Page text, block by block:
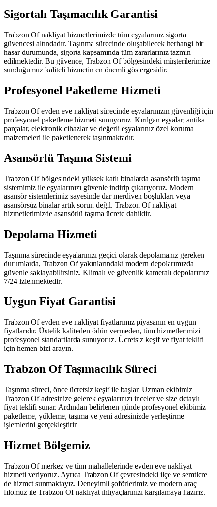
Sigortalı Taşımacılık Garantisi
Trabzon Of nakliyat hizmetlerimizde tüm eşyalarınız sigorta
güvencesi altındadır. Taşınma sürecinde oluşabilecek herhangi bir
hasar durumunda, sigorta kapsamında tüm zararlarınız tazmin
edilmektedir. Bu güvence, Trabzon Of bölgesindeki müşterilerimize
sunduğumuz kaliteli hizmetin en önemli göstergesidir.
Profesyonel Paketleme Hizmeti
Trabzon Of evden eve nakliyat sürecinde eşyalarınızın güvenliği için
profesyonel paketleme hizmeti sunuyoruz. Kırılgan eşyalar, antika
parçalar, elektronik cihazlar ve değerli eşyalarınız özel koruma
malzemeleri ile paketlenerek taşınmaktadır.
Asansörlü Taşıma Sistemi
Trabzon Of bölgesindeki yüksek katlı binalarda asansörlü taşıma
sistemimiz ile eşyalarınızı güvenle indirip çıkarıyoruz. Modern
asansör sistemlerimiz sayesinde dar merdiven boşlukları veya
asansörsüz binalar artık sorun değil. Trabzon Of nakliyat
hizmetlerimizde asansörlü taşıma ücrete dahildir.
Depolama Hizmeti
Taşınma sürecinde eşyalarınızı geçici olarak depolamanız gereken
durumlarda, Trabzon Of yakınlarındaki modern depolarımızda
güvenle saklayabilirsiniz. Klimalı ve güvenlik kameralı depolarımız
7/24 izlenmektedir.
Uygun Fiyat Garantisi
Trabzon Of evden eve nakliyat fiyatlarımız piyasanın en uygun
fiyatlarıdır. Üstelik kaliteden ödün vermeden, tüm hizmetlerimizi
profesyonel standartlarda sunuyoruz. Ücretsiz keşif ve fiyat teklifi
için hemen bizi arayın.
Trabzon Of Taşımacılık Süreci
Taşınma süreci, önce ücretsiz keşif ile başlar. Uzman ekibimiz
Trabzon Of adresinize gelerek eşyalarınızı inceler ve size detaylı
fiyat teklifi sunar. Ardından belirlenen günde profesyonel ekibimiz
paketleme, yükleme, taşıma ve yeni adresinizde yerleştirme
işlemlerini gerçekleştirir.
Hizmet Bölgemiz
Trabzon Of merkez ve tüm mahallelerinde evden eve nakliyat
hizmeti veriyoruz. Ayrıca Trabzon Of çevresindeki ilçe ve semtlere
de hizmet sunmaktayız. Deneyimli şoförlerimiz ve modern araç
filomuz ile Trabzon Of nakliyat ihtiyaçlarınızı karşılamaya hazırız.